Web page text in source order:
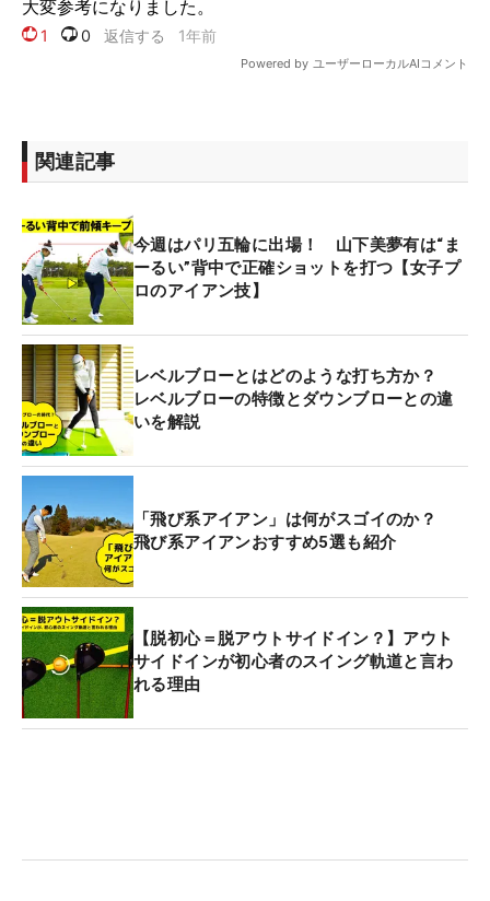
関連記事
今週はパリ五輪に出場！ 山下美夢有は“ま
ーるい”背中で正確ショットを打つ【女子プ
ロのアイアン技】
レベルブローとはどのような打ち方か？
レベルブローの特徴とダウンブローとの違
いを解説
「飛び系アイアン」は何がスゴイのか？
飛び系アイアンおすすめ5選も紹介
【脱初心＝脱アウトサイドイン？】アウト
サイドインが初心者のスイング軌道と言わ
れる理由